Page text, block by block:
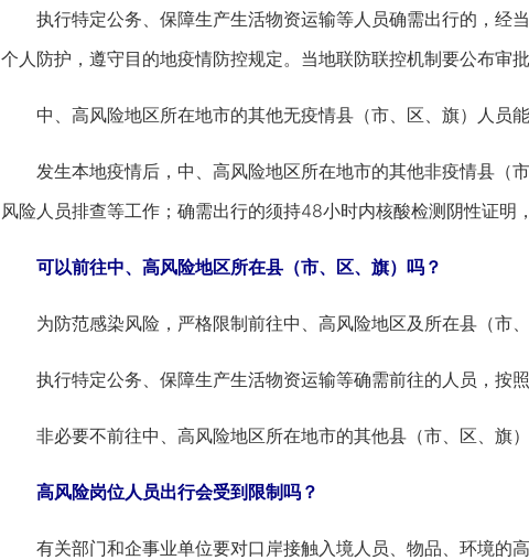
执行特定公务、保障生产生活物资运输等人员确需出行的，经
个人防护，遵守目的地疫情防控规定。当地联防联控机制要公布审批
中、高风险地区所在地市的其他无疫情县（市、区、旗）人员能
发生本地疫情后，中、高风险地区所在地市的其他非疫情县（市
风险人员排查等工作；确需出行的须持48小时内核酸检测阴性证明
可以前往中、高风险地区所在县（市、区、旗）吗？
为防范感染风险，严格限制前往中、高风险地区及所在县（市、
执行特定公务、保障生产生活物资运输等确需前往的人员，按照
非必要不前往中、高风险地区所在地市的其他县（市、区、旗）
高风险岗位人员出行会受到限制吗？
有关部门和企事业单位要对口岸接触入境人员、物品、环境的